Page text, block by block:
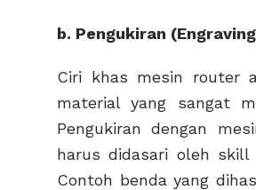
b. Pengukiran
Ciri khas mesin router
material yang sangat
Pengukiran dengan
harus didasari oleh skill
Contoh benda yang